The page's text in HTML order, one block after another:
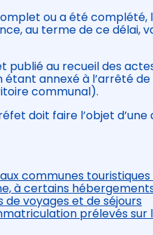
ou a été
au terme de ce délai,
publié au recueil des
annexé à l’arrêté
communal).
doit faire l’objet
communes
à certains
voyages et de séjours
prélevés sur